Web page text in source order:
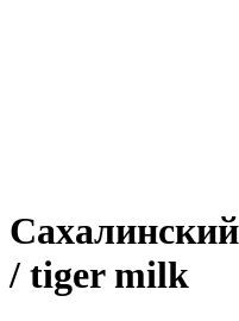
/ tiger milk